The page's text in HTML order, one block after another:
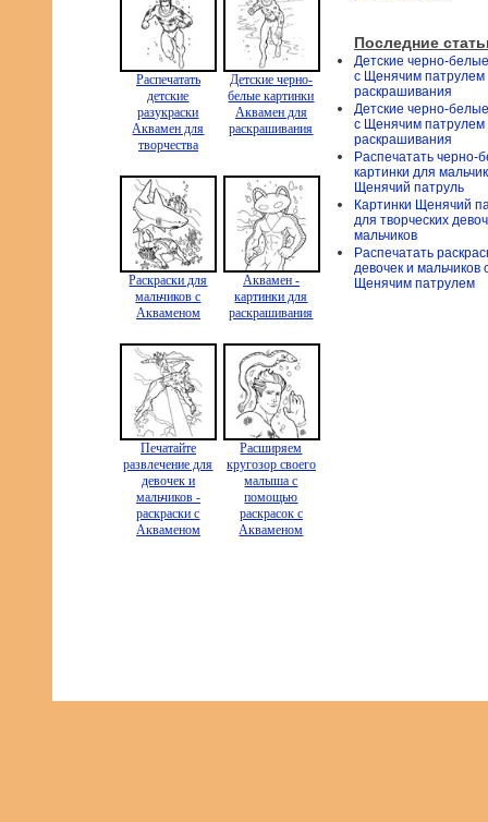
Распечатать
детские
разукраски
Аквамен для
творчества
Детские черно-
белые картинки
Аквамен для
раскрашивания
Раскраски для
мальчиков с
Акваменом
Аквамен -
картинки для
раскрашивания
Печатайте
развлечение для
девочек и
мальчиков -
раскраски с
Акваменом
Расширяем
кругозор своего
малыша с
помощью
раскрасок с
Акваменом
Последние
Детские черно-
с Щенячим патрулем
раскрашивания
Детские черно-
с Щенячим патрулем
раскрашивания
Распечатать черно-
картинки для
Щенячий патруль
Картинки Щенячий
для творческих
мальчиков
Распечатать
девочек и мальчиков
Щенячим патрулем